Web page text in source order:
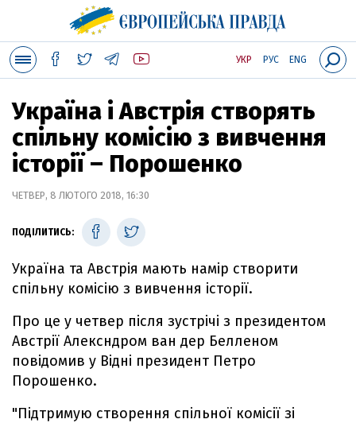
УКР РУС ENG
Україна і Австрія створять
спільну комісію з вивчення
історії – Порошенко
ЧЕТВЕР, 8 ЛЮТОГО 2018, 16:30
ПОДІЛИТИСЬ:
Україна та Австрія мають намір створити
спільну комісію з вивчення історії.
Про це у четвер після зустрічі з президентом
Австрії Алексндром ван дер Белленом
повідомив у Відні президент Петро
Порошенко.
"Підтримую створення спільної комісії зі